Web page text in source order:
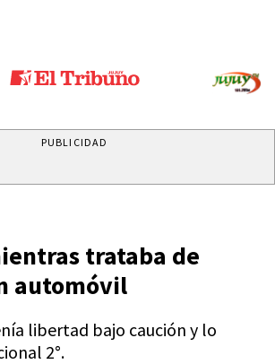
PUBLICIDAD
trataba de
automóvil
libertad bajo caución y lo
2°.